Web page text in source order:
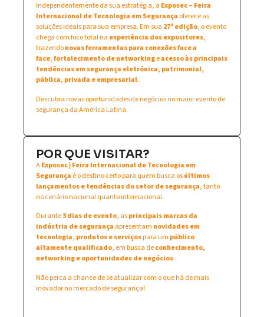
Independentemente da sua estratégia, a Exposec – Feira
Internacional de Tecnologia em Segurança oferece as
soluções ideais para sua empresa. Em sua 27ª edição, o evento
chega com foco total na experiência dos expositores,
trazendonovas ferramentas para conexões face a
face,fortalecimento de networkingeacesso às principais
tendências em segurança eletrônica, patrimonial,
pública, privada e empresarial.
Descubra novas oportunidades de negócios no maior evento de
segurança da América Latina.
POR QUE VISITAR?
AExposec | Feira Internacional de Tecnologia em
Segurança é o destino certo para quem busca osúltimos
lançamentos e tendências do setor de segurança, tanto
no cenário nacional quanto internacional.
Durante3 dias de evento, asprincipais marcas da
indústria de segurança apresentam novidades em
tecnologia, produtos e serviçospara um público
altamente qualificado, em busca deconhecimento,
networking e oportunidades de negócios.
Não perca a chance de se atualizar com o que há de mais
inovador no mercado de segurança!